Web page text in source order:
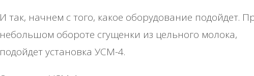
И так, начнем с того, какое оборудование подойдет.
небольшом обороте сгущенки из цельного молока,
подойдет установка УСМ-4.